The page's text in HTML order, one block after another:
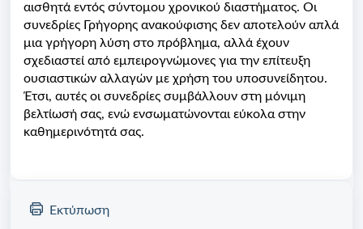
αισθητά εντός σύντομου χρονικού διαστήματος. Οι
συνεδρίες Γρήγορης ανακούφισης δεν αποτελούν απλά
μια γρήγορη λύση στο πρόβλημα, αλλά έχουν
σχεδιαστεί από εμπειρογνώμονες για την επίτευξη
ουσιαστικών αλλαγών με χρήση του υποσυνείδητου.
Έτσι, αυτές οι συνεδρίες συμβάλλουν στη μόνιμη
βελτίωσή σας, ενώ ενσωματώνονται εύκολα στην
καθημερινότητά σας.
Εκτύπωση